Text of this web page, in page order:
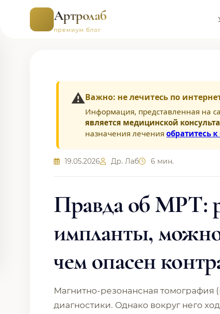
Артролаб
премиум блог
⚠️Важно: не лечитесь по
Информация, представленная на
является медицинской
назначения лечения обратитесь
19.05.2026 Др. Лаб 6 мин.
Правда об МРТ:
импланты,
чем опасен
Магнитно-резонансная
диагностики. Однако вокруг него